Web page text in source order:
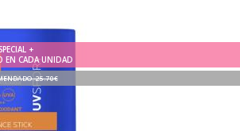
+
EN CADA UNIDAD
25.70€